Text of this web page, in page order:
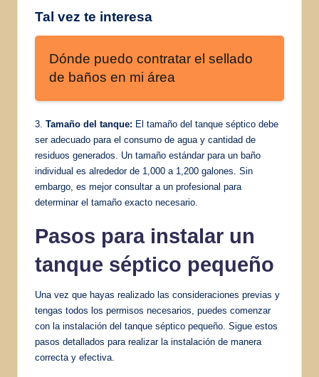
Tal vez te interesa
Dónde puedo contratar el sellado
de baños en mi área
3. Tamaño del tanque: El tamaño del tanque séptico debe
ser adecuado para el consumo de agua y cantidad de
residuos generados. Un tamaño estándar para un baño
individual es alrededor de 1,000 a 1,200 galones. Sin
embargo, es mejor consultar a un profesional para
determinar el tamaño exacto necesario.
Pasos para instalar un
tanque séptico pequeño
Una vez que hayas realizado las consideraciones previas y
tengas todos los permisos necesarios, puedes comenzar
con la instalación del tanque séptico pequeño. Sigue estos
pasos detallados para realizar la instalación de manera
correcta y efectiva.